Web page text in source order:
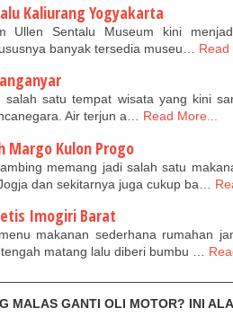
Kaliurang Yogyakarta
Ullen Sentalu Museum kini
banyak tersedia museu…
Read
salah satu tempat wisata yang kini
Air terjun a… Read More...
Margo Kulon Progo
memang jadi salah satu
dan sekitarnya juga cukup ba…
Imogiri Barat
makanan sederhana rumahan
matang lalu diberi bumbu …
MALAS GANTI OLI MOTOR? INI